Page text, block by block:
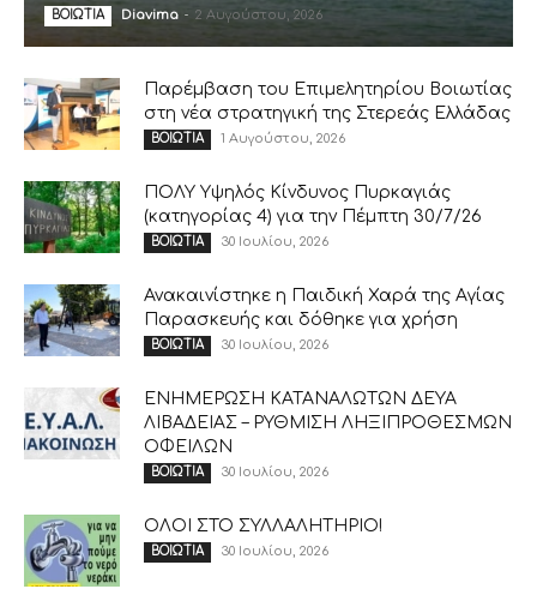
ΒΟΙΩΤΙΑ Diavima - 2 Αυγούστου, 2026
Παρέμβαση του Επιμελητηρίου Βοιωτίας
στη νέα στρατηγική της Στερεάς Ελλάδας
ΒΟΙΩΤΙΑ 1 Αυγούστου, 2026
ΠΟΛΥ Υψηλός Κίνδυνος Πυρκαγιάς
(κατηγορίας 4) για την Πέμπτη 30/7/26
ΒΟΙΩΤΙΑ 30 Ιουλίου, 2026
Ανακαινίστηκε η Παιδική Χαρά της Αγίας
Παρασκευής και δόθηκε για χρήση
ΒΟΙΩΤΙΑ 30 Ιουλίου, 2026
ΕΝΗΜΕΡΩΣΗ ΚΑΤΑΝΑΛΩΤΩΝ ΔΕΥΑ
ΛΙΒΑΔΕΙΑΣ – ΡΥΘΜΙΣΗ ΛΗΞΙΠΡΟΘΕΣΜΩΝ
ΟΦΕΙΛΩΝ
ΒΟΙΩΤΙΑ 30 Ιουλίου, 2026
ΟΛΟΙ ΣΤΟ ΣΥΛΛΑΛΗΤΗΡΙΟ!
ΒΟΙΩΤΙΑ 30 Ιουλίου, 2026